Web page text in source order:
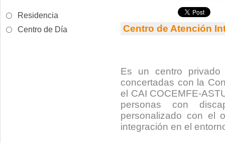
Residencia
Centro de Día
Centro de Atención
Es un centro
concertadas con la
el CAI COCEMFE-
personas con
personalizado con el
integración en el